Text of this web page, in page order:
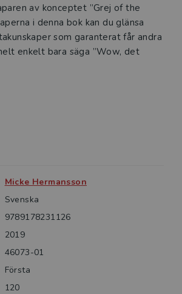
av konceptet ”Grej of the
i denna bok kan du glänsa
som garanterat får andra
enkelt bara säga ”Wow, det
Micke Hermansson
Svenska
9789178231126
2019
46073-01
Första
120